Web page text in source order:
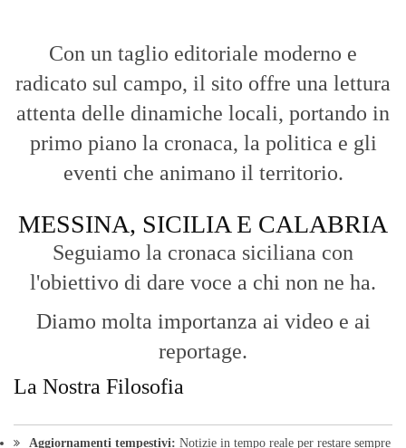
Con un taglio editoriale moderno e
radicato sul campo, il sito offre una lettura
attenta delle dinamiche locali, portando in
primo piano la cronaca, la politica e gli
eventi che animano il territorio.
MESSINA, SICILIA E CALABRIA
Seguiamo la cronaca siciliana con
l'obiettivo di dare voce a chi non ne ha.
Diamo molta importanza ai video e ai
reportage.
La Nostra Filosofia
Aggiornamenti tempestivi: Notizie in tempo reale per restare sempre